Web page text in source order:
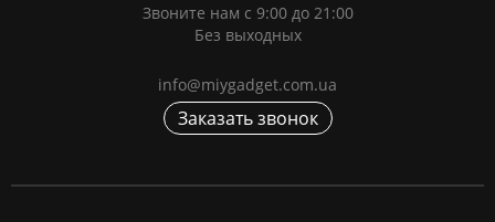
Звоните нам с 9:00 до 21:00
Без выходных
info@miygadget.com.ua
Заказать звонок